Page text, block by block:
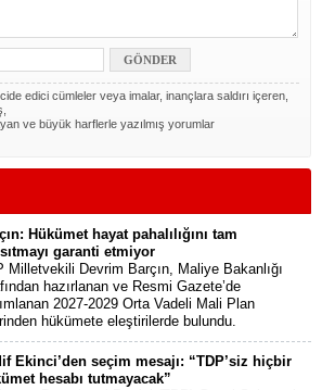
edici cümleler veya imalar, inançlara saldırı içeren,
ve büyük harflerle yazılmış yorumlar
Hükümet hayat pahalılığını tam
garanti etmiyor
Milletvekili Devrim Barçın, Maliye Bakanlığı
hazırlanan ve Resmi Gazete’de
2027-2029 Orta Vadeli Mali Plan
hükümete eleştirilerde bulundu.
Ekinci’den seçim mesajı: “TDP’siz hiçbir
hesabı tutmayacak”